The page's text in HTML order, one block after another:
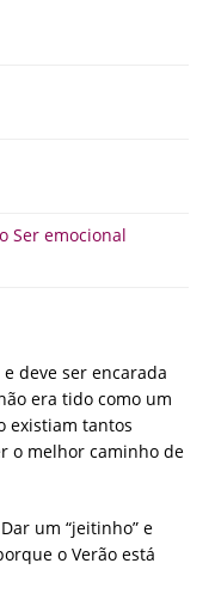
Ser emocional
deve ser encarada
era tido como um
existiam tantos
o melhor caminho de
um “jeitinho” e
o Verão está